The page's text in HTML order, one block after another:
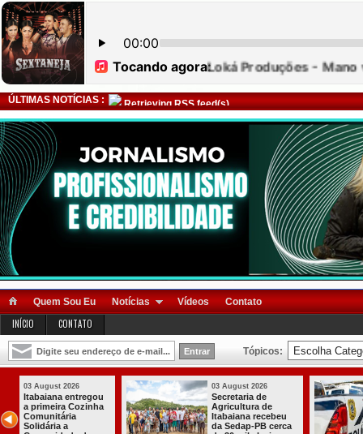
ÚLTIMAS NOTÍCIAS : Retrieving RSS feed(s)
Quem Sou Eu Notícias Vídeos Contato
INÍCIO CONTATO
Tópicos:
03 August 2026
Mulher em aparente
surto esfaqueia a
própria mãe em
João Pessoa
03 August 2026
PT oficializa
candidatura
para
quarto